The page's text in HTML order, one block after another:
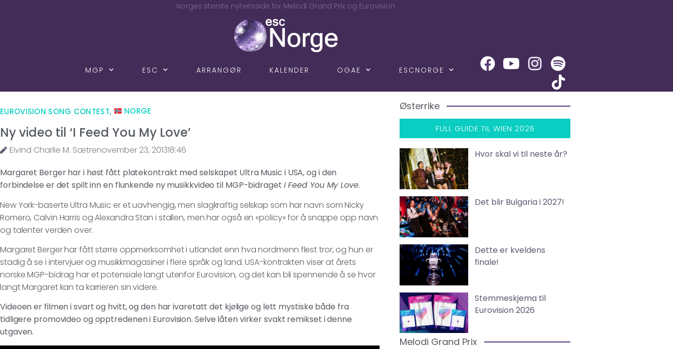
Norges største nyhetsside for Melodi Grand Prix og Eurovision
MGP ESC ARRANGØR KALENDER OGAE ESCNORGE
EUROVISION SONG CONTEST, NORGE
Ny video til ‘I Feed You My Love’
Eivind Charlie M. Sætrenovember 23, 201318:46
Margaret Berger har i høst fått platekontrakt med selskapet Ultra Music i USA, og i den
forbindelse er det spilt inn en flunkende ny musikkvideo til MGP-bidraget I Feed You My Love.
New York-baserte Ultra Music er et uavhengig, men slagkraftig selskap som har navn som Nicky
Romero, Calvin Harris og Alexandra Stan i stallen, men har også en «policy» for å snappe opp navn
og talenter verden over.
Margaret Berger har fått større oppmerksomhet i utlandet enn hva nordmenn flest tror, og hun er
stadig å se i intervjuer og musikkmagasiner i flere språk og land. USA-kontrakten viser at årets
norske MGP-bidrag har et potensiale langt utenfor Eurovision, og det kan bli spennende å se hvor
langt Margaret kan ta karrieren sin videre.
Videoen er filmen i svart og hvitt, og den har ivaretatt det kjølige og lett mystiske både fra
tidligere promovideo og opptredenen i Eurovision. Selve låten virker svakt remikset i denne
utgaven.
Østerrike
FULL GUIDE TIL WIEN 2026
Hvor skal vi til neste år?
Det blir Bulgaria i 2027!
Dette er kveldens
finale!
Stemmeskjema til
Eurovision 2026
Melodi Grand Prix